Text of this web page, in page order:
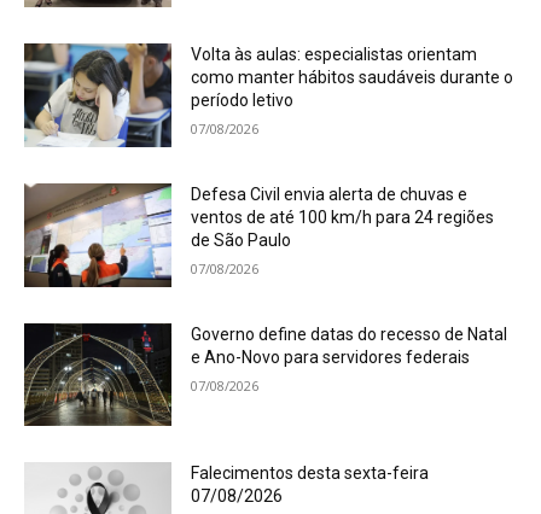
Volta às aulas: especialistas orientam
como manter hábitos saudáveis durante o
período letivo
07/08/2026
Defesa Civil envia alerta de chuvas e
ventos de até 100 km/h para 24 regiões
de São Paulo
07/08/2026
Governo define datas do recesso de Natal
e Ano-Novo para servidores federais
07/08/2026
Falecimentos desta sexta-feira
07/08/2026